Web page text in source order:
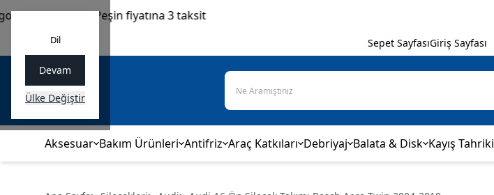
Dil
Devam
Ülke Değiştir
• 💳 Peşin fiyatına 3 taksit
Sepet SayfasıGiriş Sayfası
Aksesuar Bakım Ürünleri Antifriz Araç Katkıları Debriyaj Balata & Disk Kayış Tahriki